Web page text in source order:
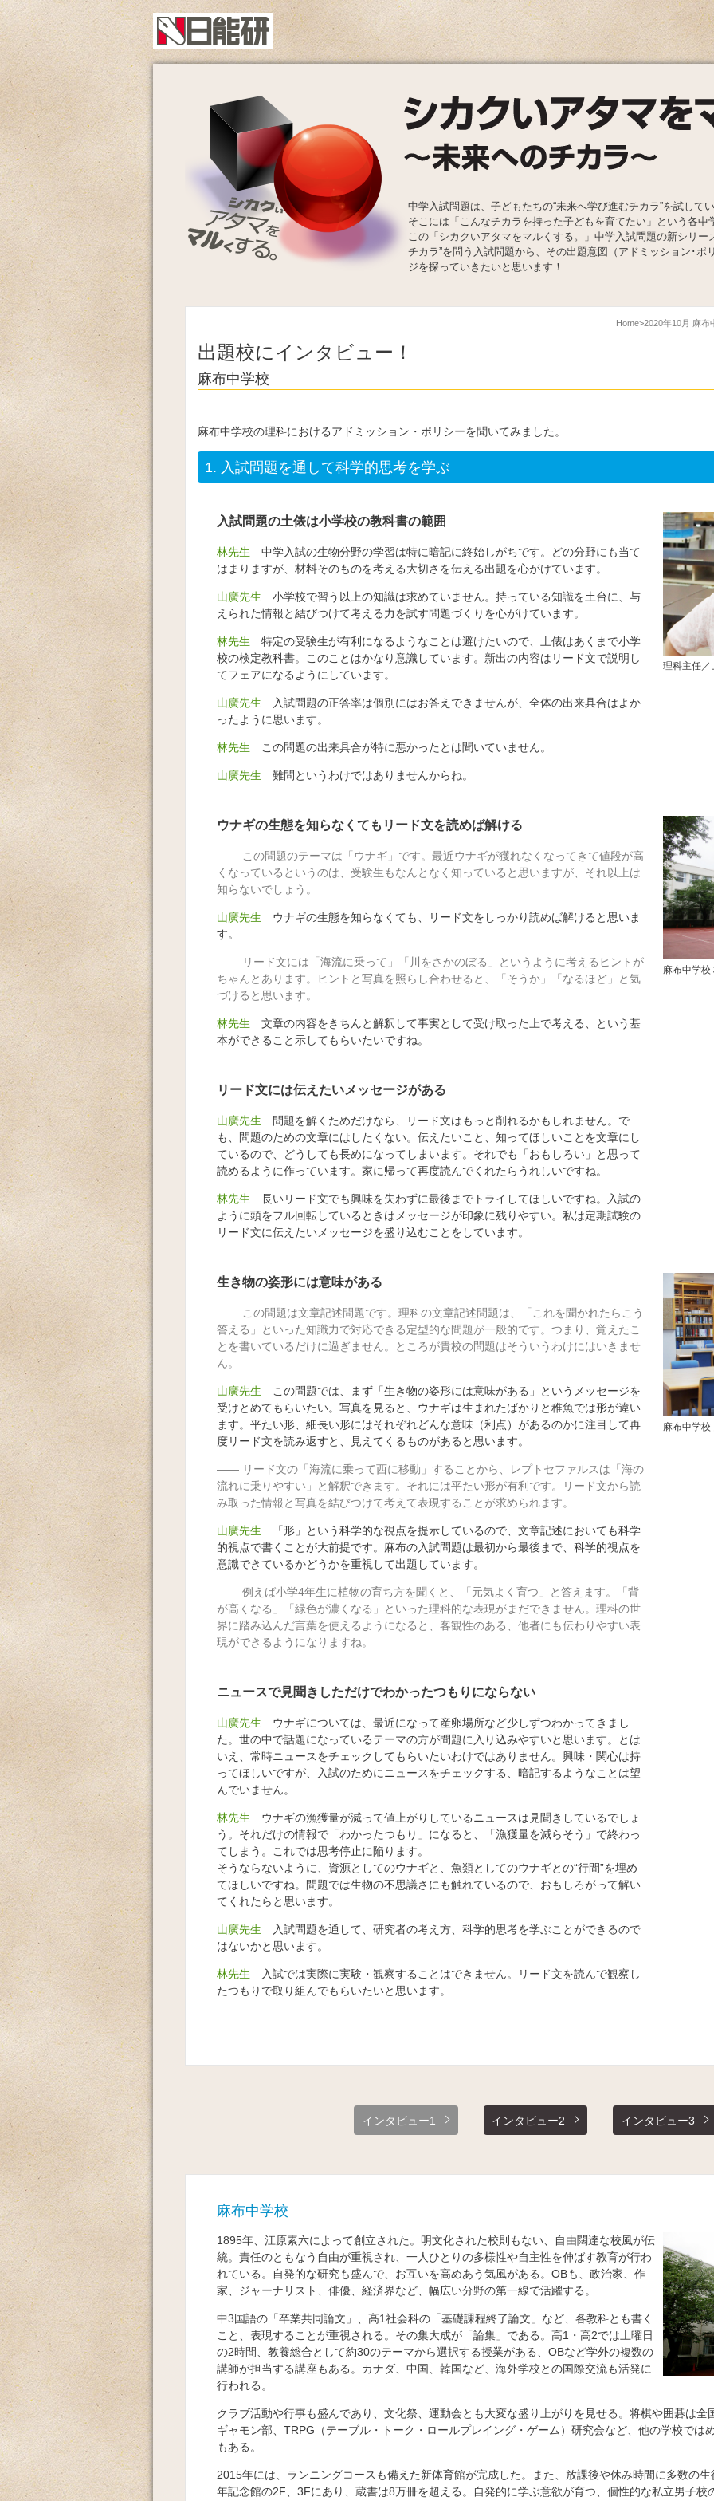
中学入試問題は、子どもたちの“未来へ学び進むチカラ”を試して
そこには「こんなチカラを持った子どもを育てたい」という各
この「シカクいアタマをマルくする。」中学入試問題の新シリー
チカラ”を問う入試問題から、その出題意図（アドミッション･ポ
ジを探っていきたいと思います！
Home 2020年10月 麻布
出題校にインタビュー！
麻布中学校
麻布中学校の理科におけるアドミッション・ポリシーを聞いてみました。
1. 入試問題を通して科学的思考を学ぶ
入試問題の土俵は小学校の教科書の範囲
林先生 中学入試の生物分野の学習は特に暗記に終始しがちです。どの分野にも当て
はまりますが、材料そのものを考える大切さを伝える出題を心がけています。
山廣先生 小学校で習う以上の知識は求めていません。持っている知識を土台に、与
えられた情報と結びつけて考える力を試す問題づくりを心がけています。
林先生 特定の受験生が有利になるようなことは避けたいので、土俵はあくまで小学
校の検定教科書。このことはかなり意識しています。新出の内容はリード文で説明し
てフェアになるようにしています。
山廣先生 入試問題の正答率は個別にはお答えできませんが、全体の出来具合はよか
ったように思います。
林先生 この問題の出来具合が特に悪かったとは聞いていません。
山廣先生 難問というわけではありませんからね。
理科主任／
ウナギの生態を知らなくてもリード文を読めば解ける
この問題のテーマは「ウナギ」です。最近ウナギが獲れなくなってきて値段が高
くなっているというのは、受験生もなんとなく知っていると思いますが、それ以上は
知らないでしょう。
山廣先生 ウナギの生態を知らなくても、リード文をしっかり読めば解けると思いま
す。
リード文には「海流に乗って」「川をさかのぼる」というように考えるヒントが
ちゃんとあります。ヒントと写真を照らし合わせると、「そうか」「なるほど」と気
づけると思います。
林先生 文章の内容をきちんと解釈して事実として受け取った上で考える、という基
本ができること示してもらいたいですね。
麻布中学校
リード文には伝えたいメッセージがある
山廣先生 問題を解くためだけなら、リード文はもっと削れるかもしれません。で
も、問題のための文章にはしたくない。伝えたいこと、知ってほしいことを文章にし
ているので、どうしても長めになってしまいます。それでも「おもしろい」と思って
読めるように作っています。家に帰って再度読んでくれたらうれしいですね。
林先生 長いリード文でも興味を失わずに最後までトライしてほしいですね。入試の
ように頭をフル回転しているときはメッセージが印象に残りやすい。私は定期試験の
リード文に伝えたいメッセージを盛り込むことをしています。
生き物の姿形には意味がある
この問題は文章記述問題です。理科の文章記述問題は、「これを聞かれたらこう
答える」といった知識力で対応できる定型的な問題が一般的です。つまり、覚えたこ
とを書いているだけに過ぎません。ところが貴校の問題はそういうわけにはいきませ
ん。
山廣先生 この問題では、まず「生き物の姿形には意味がある」というメッセージを
受けとめてもらいたい。写真を見ると、ウナギは生まれたばかりと稚魚では形が違い
ます。平たい形、細長い形にはそれぞれどんな意味（利点）があるのかに注目して再
度リード文を読み返すと、見えてくるものがあると思います。
リード文の「海流に乗って西に移動」することから、レプトセファルスは「海の
流れに乗りやすい」と解釈できます。それには平たい形が有利です。リード文から読
み取った情報と写真を結びつけて考えて表現することが求められます。
山廣先生 「形」という科学的な視点を提示しているので、文章記述においても科学
的視点で書くことが大前提です。麻布の入試問題は最初から最後まで、科学的視点を
意識できているかどうかを重視して出題しています。
例えば小学4年生に植物の育ち方を聞くと、「元気よく育つ」と答えます。「背
が高くなる」「緑色が濃くなる」といった理科的な表現がまだできません。理科の世
界に踏み込んだ言葉を使えるようになると、客観性のある、他者にも伝わりやすい表
現ができるようになりますね。
麻布中学校
ニュースで見聞きしただけでわかったつもりにならない
山廣先生 ウナギについては、最近になって産卵場所など少しずつわかってきまし
た。世の中で話題になっているテーマの方が問題に入り込みやすいと思います。とは
いえ、常時ニュースをチェックしてもらいたいわけではありません。興味・関心は持
ってほしいですが、入試のためにニュースをチェックする、暗記するようなことは望
んでいません。
林先生 ウナギの漁獲量が減って値上がりしているニュースは見聞きしているでしょ
う。それだけの情報で「わかったつもり」になると、「漁獲量を減らそう」で終わっ
てしまう。これでは思考停止に陥ります。
そうならないように、資源としてのウナギと、魚類としてのウナギとの“行間”を埋め
てほしいですね。問題では生物の不思議さにも触れているので、おもしろがって解い
てくれたらと思います。
山廣先生 入試問題を通して、研究者の考え方、科学的思考を学ぶことができるので
はないかと思います。
林先生 入試では実際に実験・観察することはできません。リード文を読んで観察し
たつもりで取り組んでもらいたいと思います。
インタビュー1 インタビュー2 インタビュー3
麻布中学校
1895年、江原素六によって創立された。明文化された校則もない、自由闊達な校風が伝
統。責任のともなう自由が重視され、一人ひとりの多様性や自主性を伸ばす教育が行わ
れている。自発的な研究も盛んで、お互いを高めあう気風がある。OBも、政治家、作
家、ジャーナリスト、俳優、経済界など、幅広い分野の第一線で活躍する。
中3国語の「卒業共同論文」、高1社会科の「基礎課程終了論文」など、各教科とも書く
こと、表現することが重視される。その集大成が「論集」である。高1・高2では土曜日
の2時間、教養総合として約30のテーマから選択する授業がある、OBなど学外の複数の
講師が担当する講座もある。カナダ、中国、韓国など、海外学校との国際交流も活発に
行われる。
クラブ活動や行事も盛んであり、文化祭、運動会とも大変な盛り上がりを見せる。将棋や囲碁は全
ギャモン部、TRPG（テーブル・トーク・ロールプレイング・ゲーム）研究会など、他の学校では
もある。
2015年には、ランニングコースも備えた新体育館が完成した。また、放課後や休み時間に多数の
年記念館の2F、3Fにあり、蔵書は8万冊を超える。自発的に学ぶ意欲が育つ、個性的な私立男子校